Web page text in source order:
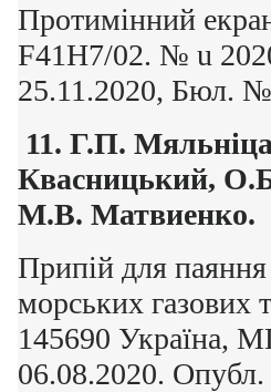
Протимінний
F41H7/02. № u
25.11.2020, Бюл.
11. Г.П.
Квасницький,
М.В. Матвиенко.
Припій для паяння
морських газових
145690 Україна,
06.08.2020.